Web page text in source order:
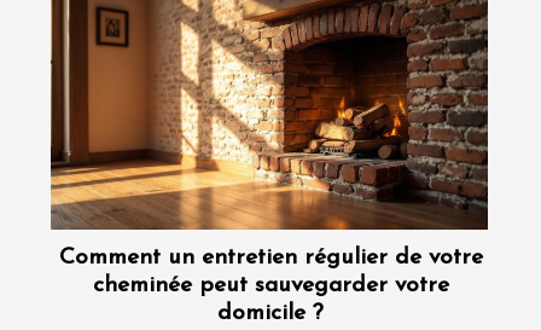
Comment un entretien régulier de votre
cheminée peut sauvegarder votre
domicile ?